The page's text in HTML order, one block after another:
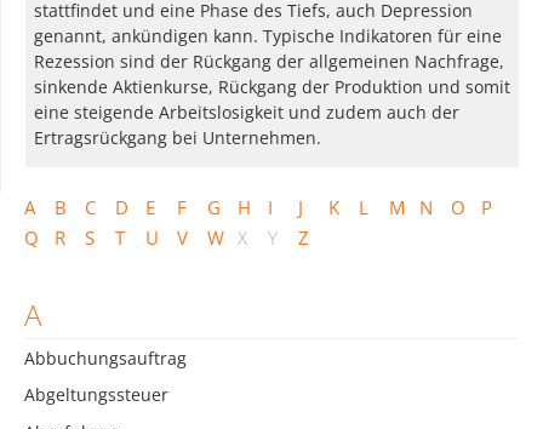
A B C D E F G H I J K L M N O
P
Q
R S T U V W X Y Z
A
Abbuchungsauftrag
Abgeltungssteuer
stattfindet und eine Phase des Tiefs, auch Depression
genannt, ankündigen kann. Typische Indikatoren für eine
Rezession sind der Rückgang der allgemeinen Nachfrage,
sinkende Aktienkurse, Rückgang der Produktion und somit
eine steigende Arbeitslosigkeit und zudem auch der
Ertragsrückgang bei Unternehmen.